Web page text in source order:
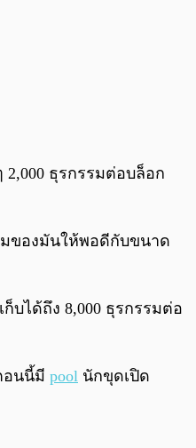
ธุรกรรมต่อบล็อก
มของมันให้พอดีกับขนาด
บได้ถึง 8,000 ธุรกรรมต่อ
อนนี้มี pool นักขุดเปิด